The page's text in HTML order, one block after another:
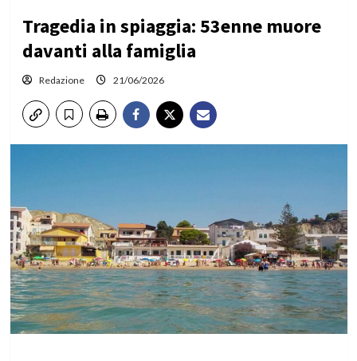
Tragedia in spiaggia: 53enne muore
davanti alla famiglia
Redazione 21/06/2026